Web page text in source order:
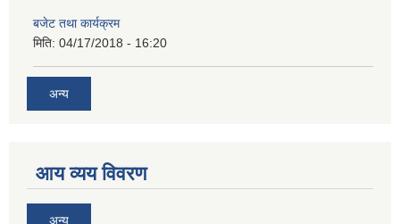
बजेट तथा कार्यक्रम
मिति: 04/17/2018 - 16:20
अन्य
आय व्यय विवरण
अन्य